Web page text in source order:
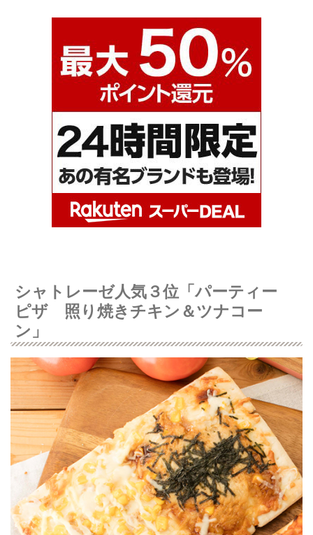
シャトレーゼ人気３位「パーティー
ピザ 照り焼きチキン＆ツナコー
ン」